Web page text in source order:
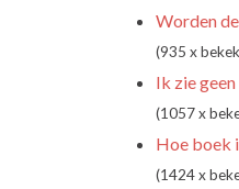
Worden
(935 x
Ik zie
(1057 x
Hoe boek
(1424 x